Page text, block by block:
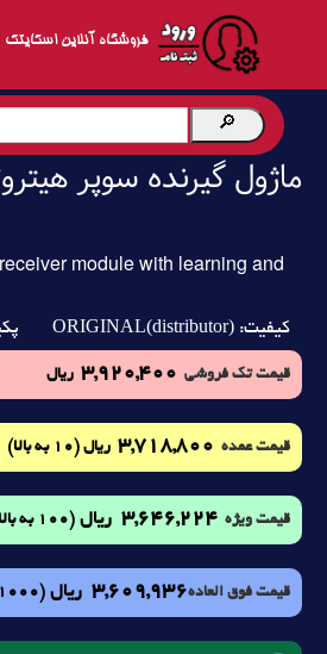
فروشگاه آنلاین اسکایتک
ماژول گيرنده سوپر
module with learning and
کیفیت: ORIGINAL(distributor)
قیمت تک فروشی 3,920,400 ریال
قیمت عمده 3,718,800 ریال (10 به بالا)
قیمت ویژه 3,646,224 ریال (100 به بالا)
قیمت فوق العاده3,609,936 ریال (1000 به بالا)